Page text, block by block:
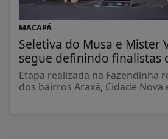
MACAPÁ
Seletiva do Musa e Mister
segue definindo finalistas
Etapa realizada na Fazendinha
dos bairros Araxá, Cidade Nova